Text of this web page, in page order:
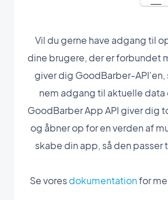
Vil du gerne have adgang til
dine brugere, der er forbundet
giver dig GoodBarber-API'en,
nem adgang til aktuelle
GoodBarber App API giver dig
og åbner op for en verden af
skabe din app, så den passer
Se voresdokumentationfor